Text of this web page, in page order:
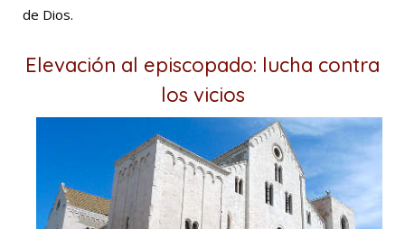
de Dios.
Elevación al episcopado: lucha contra
los vicios